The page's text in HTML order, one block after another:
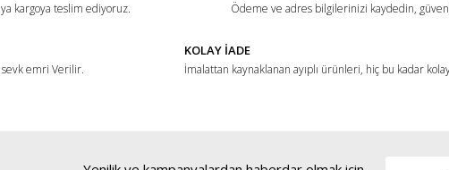
kargoya teslim ediyoruz. Ödeme ve adres bilgilerinizi kaydedin,
emri Verilir.
KOLAY İADE
İmalattan kaynaklanan ayıplı ürünleri, hiç bu kadar